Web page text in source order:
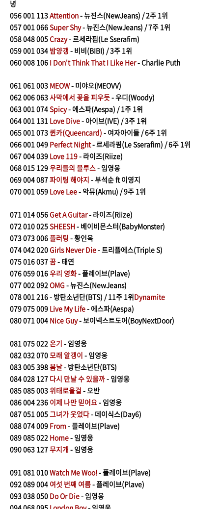
녕
056001 113Attention- 뉴진스(NewJeans) / 2주 1위
057001 066Super Shy- 뉴진스(NewJeans) / 7주 1위
058048 005Crazy- 르세라핌(Le Sserafim)
059001 034 밤양갱 - 비비(BIBI) / 3주 1위
060008 106 I Don't Think That I Like Her- Charlie Puth
061061 003 MEOW- 미야오(MEOVV)
062006 063사막에서 꽃을 피우듯- 우디(Woody)
063001 074Spicy- 에스파(Aespa) / 1주 1위
064001 131 Love Dive- 아이브(IVE) / 3주 1위
065001 073퀸카(Queencard) - 여자아이들 / 6주 1위
066001 049 Perfect Night- 르세라핌(Le Sserafim) / 6주 1위
067004 039 Love 119- 라이즈(Riize)
068015 129우리들의 블루스- 임영웅
069004 087파이팅 해야지 - 부석순 ft 이영지
070001 059 Love Lee- 악뮤(Akmu) / 9주 1위
071014 056Get A Guitar- 라이즈(Riize)
072010 025SHEESH- 베이비몬스터(BabyMonster)
073073 006플러팅 - 황인욱
074042 020Girls Never Die- 트리플에스(Triple S)
075016 037꿈- 태연
076059 016우리 영화-플레이브(Plave)
077002 092OMG - 뉴진스(NewJeans)
078001 216 - 방탄소년단(BTS) / 11주 1위Dynamite
079075 009 Live My Life- 에스파(Aespa)
080071 004 Nice Guy- 보이넥스트도어(BoyNextDoor)
081075 022온기 - 임영웅
082032 070모래 알갱이 - 임영웅
083005 398봄날- 방탄소년단(BTS)
084028 127 다시 만날 수 있을까- 임영웅
085085 003위태로울걸 - 오반
086004 236 이제 나만 믿어요- 임영웅
087051 005그녀가 웃었다- 데이식스(Day6)
088074 009 From- 플레이브(Plave)
089085 022 Home- 임영웅
090063 127무지개 - 임영웅
091081 010Watch Me Woo!- 플레이브(Plave)
092089 004 여섯 번째 여름- 플레이브(Plave)
093038 050 Do Or Die- 임영웅